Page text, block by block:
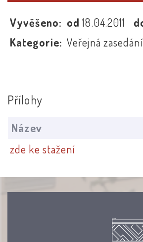
Vyvěšeno: od18.04.2011
Kategorie: Veřejná
Přílohy
Název
zde ke stažení